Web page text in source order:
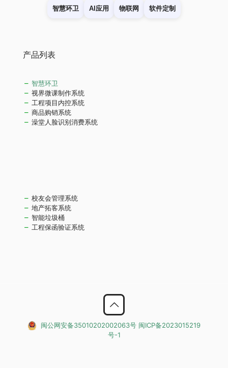
智慧环卫 AI应用 物联网 软件定制
产品列表
智慧环卫
视界微课制作系统
工程项目内控系统
商品购销系统
澡堂人脸识别消费系统
校友会管理系统
地产拓客系统
智能垃圾桶
工程保函验证系统
闽公网安备35010202002063号 闽ICP备2023015219
号-1